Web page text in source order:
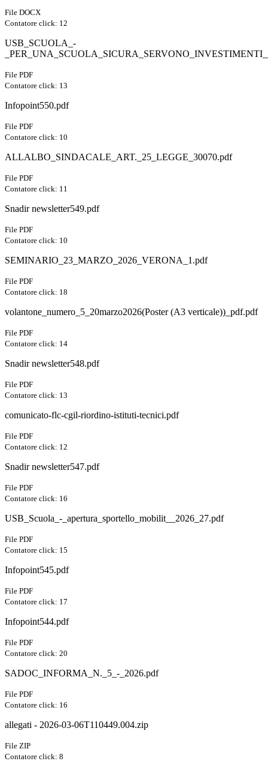
File DOCX
Contatore click: 12
USB_SCUOLA_-
File PDF
Contatore click: 13
Infopoint550.pdf
File PDF
Contatore click: 10
ALLALBO_SINDACALE_ART._25_LEGGE_30070.pdf
File PDF
Contatore click: 11
Snadir newsletter549.pdf
File PDF
Contatore click: 10
SEMINARIO_23_MARZO_2026_VERONA_1.pdf
File PDF
Contatore click: 18
volantone_numero_5_20marzo2026(Poster (A3 verticale))_pdf.pdf
File PDF
Contatore click: 14
Snadir newsletter548.pdf
File PDF
Contatore click: 13
comunicato-flc-cgil-riordino-istituti-tecnici.pdf
File PDF
Contatore click: 12
Snadir newsletter547.pdf
File PDF
Contatore click: 16
USB_Scuola_-_apertura_sportello_mobilit__2026_27.pdf
File PDF
Contatore click: 15
Infopoint545.pdf
File PDF
Contatore click: 17
Infopoint544.pdf
File PDF
Contatore click: 20
SADOC_INFORMA_N._5_-_2026.pdf
File PDF
Contatore click: 16
allegati - 2026-03-06T110449.004.zip
File ZIP
Contatore click: 8